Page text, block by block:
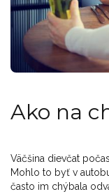
Ako na
Väčšina dievčat
Mohlo to byť v
často im chýbala